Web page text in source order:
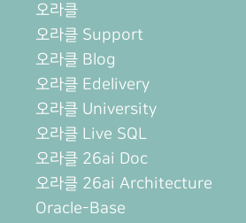
오라클
오라클 Support
오라클 Blog
오라클 Edelivery
오라클 University
오라클 Live SQL
오라클 26ai Doc
오라클 26ai Architecture
Oracle-Base